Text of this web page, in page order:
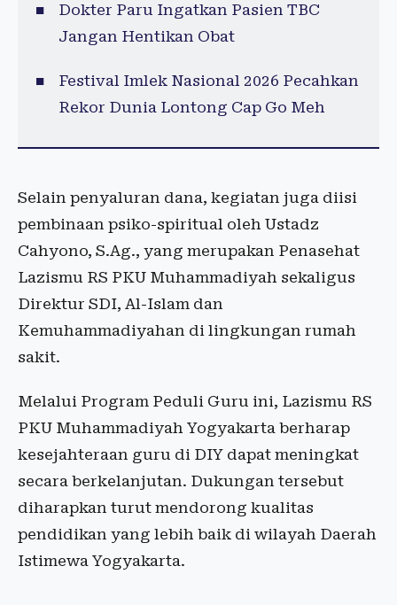
Dokter Paru Ingatkan Pasien TBC
Jangan Hentikan Obat
Festival Imlek Nasional 2026 Pecahkan
Rekor Dunia Lontong Cap Go Meh
Selain penyaluran dana, kegiatan juga diisi
pembinaan psiko-spiritual oleh Ustadz
Cahyono, S.Ag., yang merupakan Penasehat
Lazismu RS PKU Muhammadiyah sekaligus
Direktur SDI, Al-Islam dan
Kemuhammadiyahan di lingkungan rumah
sakit.
Melalui Program Peduli Guru ini, Lazismu RS
PKU Muhammadiyah Yogyakarta berharap
kesejahteraan guru di DIY dapat meningkat
secara berkelanjutan. Dukungan tersebut
diharapkan turut mendorong kualitas
pendidikan yang lebih baik di wilayah Daerah
Istimewa Yogyakarta.